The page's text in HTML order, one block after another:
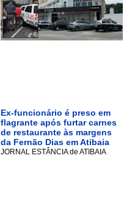
Ex-funcionário é preso em
flagrante após furtar carnes
de restaurante às margens
da Fernão Dias em Atibaia
JORNAL ESTÂNCIA de ATIBAIA